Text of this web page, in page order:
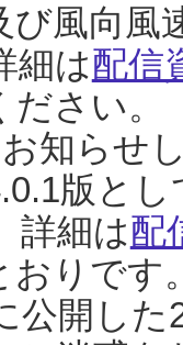
び風向風
細は配信
ださい。
知らせ
版と
詳細は配
おりです
公開し